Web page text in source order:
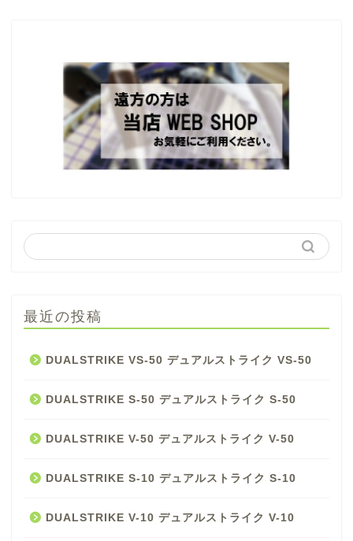
最近の投稿
DUALSTRIKE VS-50 デュアルストライク VS-50
DUALSTRIKE S-50 デュアルストライク S-50
DUALSTRIKE V-50 デュアルストライク V-50
DUALSTRIKE S-10 デュアルストライク S-10
DUALSTRIKE V-10 デュアルストライク V-10